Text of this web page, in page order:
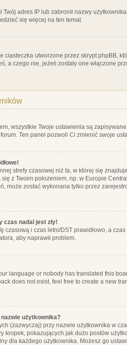
Twój adres IP lub zabronił nazwy
się więcej na ten temat.
ciasteczka utworzone przez skrypt
a czego nie, jeżeli zostały one włączone
wszystkie Twoje ustawienia są
Ten panel pozwoli Ci zmienić swoje
strefy czasowej niż ta, w której się
z Twoim położeniem, np. w Europie
może zostać wykonana tylko przez
czas nadal jest zły!
czasową i czas letni/DST prawidłowo, a
aby naprawił problem.
language or nobody has translated this
does not exist, feel free to create a new
użytkownika?
(zazwyczaj) przy nazwie użytkownika w
kropek, pokazujących jak dużo postów
dla każdego użytkownika. Możesz go